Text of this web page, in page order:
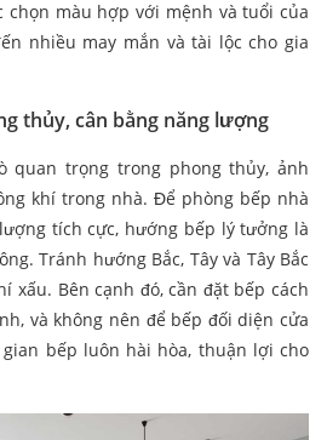
chọn màu hợp với mệnh và tuổi của
nhiều may mắn và tài lộc cho gia
thủy, cân bằng năng lượng
quan trọng trong phong thủy, ảnh
khí trong nhà. Để phòng bếp nhà
tích cực, hướng bếp lý tưởng là
Tránh hướng Bắc, Tây và Tây Bắc
xấu. Bên cạnh đó, cần đặt bếp cách
và không nên để bếp đối diện cửa
bếp luôn hài hòa, thuận lợi cho